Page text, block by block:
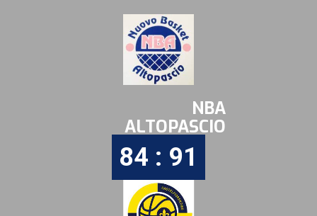
NBA
ALTOPASCIO
84 : 91